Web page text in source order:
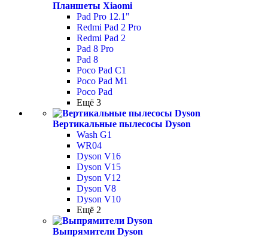
Планшеты Xiaomi
Pad Pro 12.1"
Redmi Pad 2 Pro
Redmi Pad 2
Pad 8 Pro
Pad 8
Poco Pad С1
Poco Pad M1
Poco Pad
Ещё 3
Вертикальные пылесосы Dyson
Wash G1
WR04
Dyson V16
Dyson V15
Dyson V12
Dyson V8
Dyson V10
Ещё 2
Выпрямители Dyson